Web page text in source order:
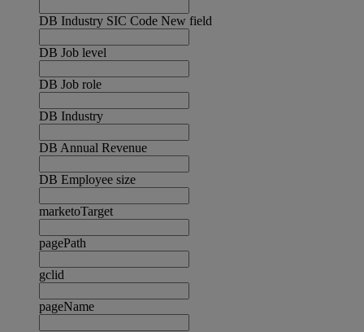
DB Industry SIC Code New field
DB Job level
DB Job role
DB Industry
DB Annual Revenue
DB Employee size
marketoTarget
pagePath
gclid
pageName